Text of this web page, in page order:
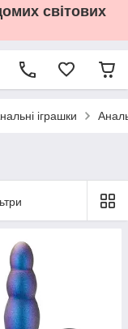
світових
іграшки